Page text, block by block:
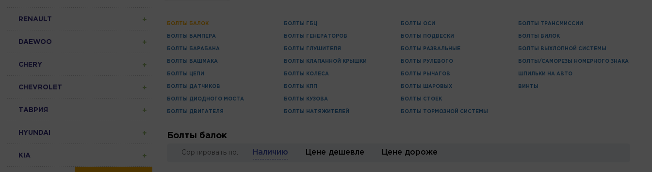
RENAULT
DAEWOO
CHERY
CHEVROLET
ТАВРИЯ
HYUNDAI
KIA
БОЛТЫ БАЛОК
БОЛТЫ БАМПЕРА
БОЛТЫ БАРАБАНА
БОЛТЫ БАШМАКА
БОЛТЫ ЦЕПИ
БОЛТЫ ДАТЧИКОВ
БОЛТЫ ДИОДНОГО МОСТА
БОЛТЫ ДВИГАТЕЛЯ
БОЛТЫ ГБЦ
БОЛТЫ ГЕНЕРАТОРОВ
БОЛТЫ ГЛУШИТЕЛЯ
БОЛТЫ КЛАПАННОЙ КРЫШКИ
БОЛТЫ КОЛЕСА
БОЛТЫ КПП
БОЛТЫ КУЗОВА
БОЛТЫ НАТЯЖИТЕЛЕЙ
БОЛТЫ ОСИ
БОЛТЫ ПОДВЕСКИ
БОЛТЫ РАЗВАЛЬНЫЕ
БОЛТЫ РУЛЕВОГО
БОЛТЫ РЫЧАГОВ
БОЛТЫ ШАРОВЫХ
БОЛТЫ СТОЕК
БОЛТЫ ТОРМОЗНОЙ СИСТЕМЫ
БОЛТЫ ТРАНСМИССИИ
БОЛТЫ ВИЛОК
БОЛТЫ ВЫХЛОПНОЙ СИСТЕМЫ
БОЛТЫ/САМОРЕЗЫ НОМЕРНОГО ЗНАКА
ШПИЛЬКИ НА АВТО
ВИНТЫ
Болты балок
Сортировать по: Наличию Цене дешевле Цене дороже